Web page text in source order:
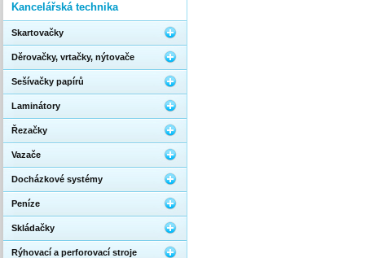
Kancelářská technika
Skartovačky
Děrovačky, vrtačky, nýtovače
Sešívačky papírů
Laminátory
Řezačky
Vazače
Docházkové systémy
Peníze
Skládačky
Rýhovací a perforovací stroje